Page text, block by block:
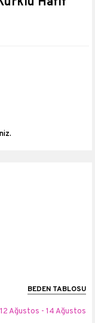
BEDEN TABLOSU
Ağustos - 14 Ağustos